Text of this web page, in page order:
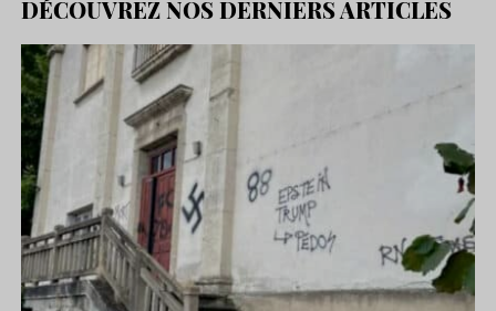
DÉCOUVREZ NOS DERNIERS ARTICLES